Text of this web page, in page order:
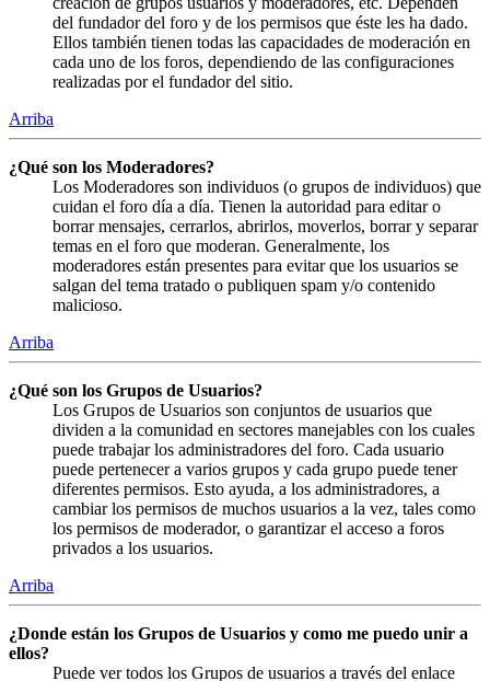
del fundador del foro y de los permisos que éste les ha dado.
Ellos también tienen todas las capacidades de moderación en
cada uno de los foros, dependiendo de las configuraciones
realizadas por el fundador del sitio.
Arriba
¿Qué son los Moderadores?
Los Moderadores son individuos (o grupos de individuos) que
cuidan el foro día a día. Tienen la autoridad para editar o
borrar mensajes, cerrarlos, abrirlos, moverlos, borrar y separar
temas en el foro que moderan. Generalmente, los
moderadores están presentes para evitar que los usuarios se
salgan del tema tratado o publiquen spam y/o contenido
malicioso.
Arriba
¿Qué son los Grupos de Usuarios?
Los Grupos de Usuarios son conjuntos de usuarios que
dividen a la comunidad en sectores manejables con los cuales
puede trabajar los administradores del foro. Cada usuario
puede pertenecer a varios grupos y cada grupo puede tener
diferentes permisos. Esto ayuda, a los administradores, a
cambiar los permisos de muchos usuarios a la vez, tales como
los permisos de moderador, o garantizar el acceso a foros
privados a los usuarios.
Arriba
¿Donde están los Grupos de Usuarios y como me puedo unir a
ellos?
Puede ver todos los Grupos de usuarios a través del enlace